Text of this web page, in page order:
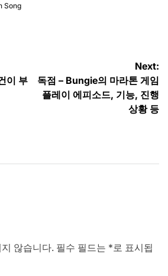
Song
이 부
Next:
독점 – Bungie의 마라톤 게임
플레이 에피소드, 기능, 진행
상황 등
않습니다. 필수 필드는 * 로 표시됩